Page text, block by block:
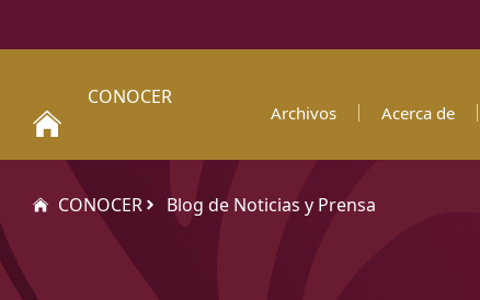
CONOCER
Archivos Acerca de
CONOCER Blog de Noticias y Prensa